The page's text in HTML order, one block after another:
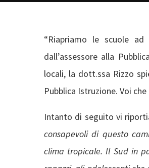
“Riapriamo le scuole
dall’assessore alla
locali, la dott.ssa Rizzo
Pubblica Istruzione. Voi
Intanto di seguito vi
consapevoli di questo
clima tropicale. Il Sud in